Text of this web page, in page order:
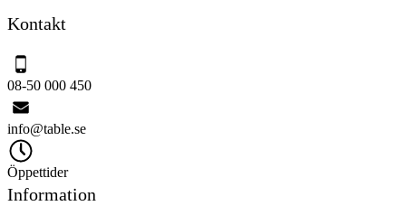
Kontakt
08-50 000 450
info@table.se
Öppettider
Information